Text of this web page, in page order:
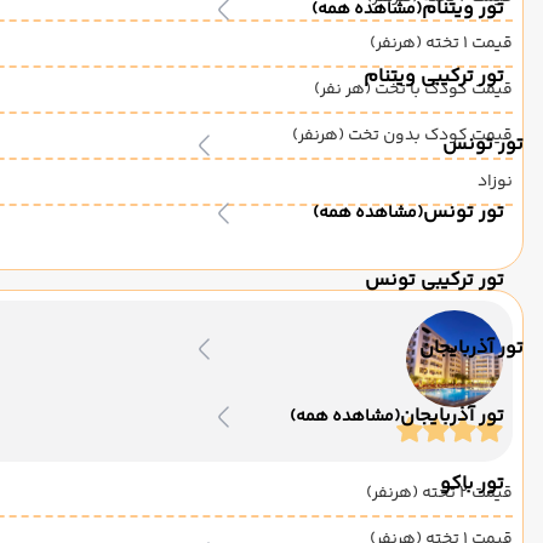
تور ویتنام(مشاهده همه)
تور ترکیبی ویتنام
تور تونس
تور تونس(مشاهده همه)
تور ترکیبی تونس
تور آذربایجان
تور آذربایجان(مشاهده همه)
تور باکو
قیمت 1 تخته (هرنفر)
قیمت کودک با تخت (هر نفر)
قیمت کودک بدون تخت (هرنفر)
نوزاد
قیمت 2 تخته (هرنفر)